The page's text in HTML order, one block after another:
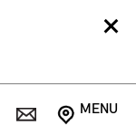
MENU